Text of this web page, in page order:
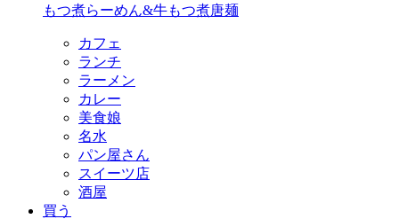
もつ煮らーめん&牛もつ煮唐麺
カフェ
ランチ
ラーメン
カレー
美食娘
名水
パン屋さん
スイーツ店
酒屋
買う